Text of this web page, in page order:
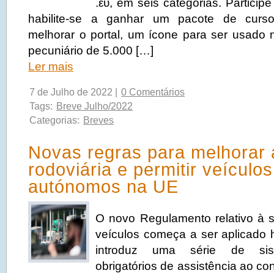
.ευ, em seis categorias.
habilite-se a ganhar um pacote de
melhorar o portal, um ícone para ser usado
pecuniário de 5.000 […]
Ler mais
7 de Julho de 2022 |
0 Comentários
Tags: Breve Julho/2022
Categorias: Breves
Novas regras para melhorar
rodoviária e permitir
autónomos na UE
O novo Regulamento relativo à
veículos começa a ser aplicado
introduz uma série de
obrigatórios de assistência ao